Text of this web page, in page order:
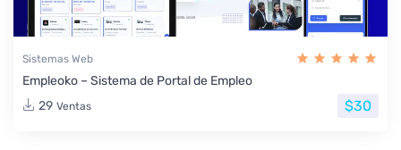
Sistemas Web
Empleoko – Sistema de Portal de Empleo
29 Ventas $30